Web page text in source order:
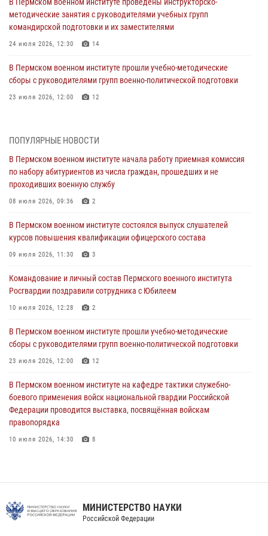
методические занятия с руководителями учебных групп
командирской подготовки и их заместителями
24 июля 2026, 12:30 14
В Пермском военном институте прошли учебно-методические
сборы с руководителями групп военно-политической подготовки
23 июля 2026, 12:00 12
Федерации проводится выставка, посвящённая войскам
правопорядка
10 июля 2026, 14:30 8
Командование и личный состав Пермского военного института
10 июля 2026, 12:28 2
В Пермском военном институте состоялся выпуск слушателей
09 июля 2026, 11:30 3
В Пермском военном институте начала работу приемная комиссия
проходивших военную службу
08 июля 2026, 09:36 2
чемпионате войск национальной гвардии Российской Федерации по
боксу
07 июля 2026, 10:30 4
ПОПУЛЯРНЫЕ НОВОСТИ
В Пермском военном институте начала работу приемная комиссия
по набору абитуриентов из числа граждан, прошедших и не
проходивших военную службу
08 июля 2026, 09:36 2
В Пермском военном институте состоялся выпуск слушателей
курсов повышения квалификации офицерского состава
09 июля 2026, 11:30 3
Командование и личный состав Пермского военного института
Росгвардии поздравили сотрудника с Юбилеем
10 июля 2026, 12:28 2
В Пермском военном институте прошли учебно-методические
сборы с руководителями групп военно-политической подготовки
23 июля 2026, 12:00 12
В Пермском военном институте на кафедре тактики служебно-
боевого применения войск национальной гвардии Российской
Федерации проводится выставка, посвящённая войскам
правопорядка
10 июля 2026, 14:30 8
24 июля 2026, 12:30 14
МИНИСТЕРСТВО НАУКИ
Российской Федерации